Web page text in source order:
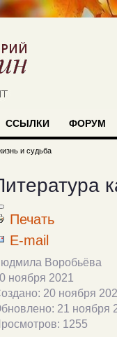
ССЫЛКИ ФОРУМ
и судьба
Печать
E-mail
Воробьёва
ноября 2021
20 ноября
21 ноября
1255